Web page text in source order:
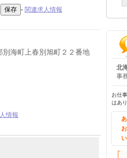
- 関連求人情報
別海町上春別旭町２２番地
情報
北
事
お仕
はあ